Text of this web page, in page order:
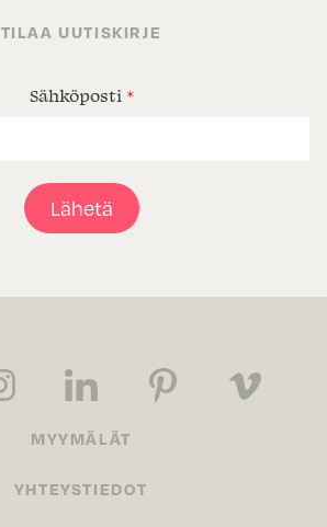
TILAA UUTISKIRJE
Sähköposti *
Lähetä
MYYMÄLÄT
YHTEYSTIEDOT